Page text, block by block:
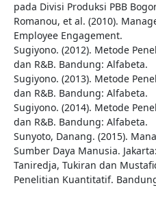
pada Divisi Produksi PBB
Romanou, et al. (2010).
Employee Engagement.
Sugiyono. (2012). Metode
dan R&B. Bandung: Alfabeta.
Sugiyono. (2013). Metode
dan R&B. Bandung: Alfabeta.
Sugiyono. (2014). Metode
dan R&B. Bandung: Alfabeta.
Sunyoto, Danang. (2015).
Sumber Daya Manusia.
Taniredja, Tukiran dan
Penelitian Kuantitatif.